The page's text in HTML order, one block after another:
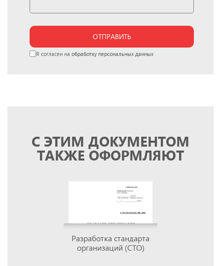
ОТПРАВИТЬ
Я согласен на обработку персональных данных
С ЭТИМ ДОКУМЕНТОМ
ТАКЖЕ ОФОРМЛЯЮТ
Разработка стандарта
организаций (СТО)